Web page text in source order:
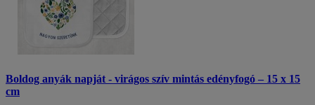
Boldog anyák napját - virágos szív mintás edényfogó – 15 x 15
cm